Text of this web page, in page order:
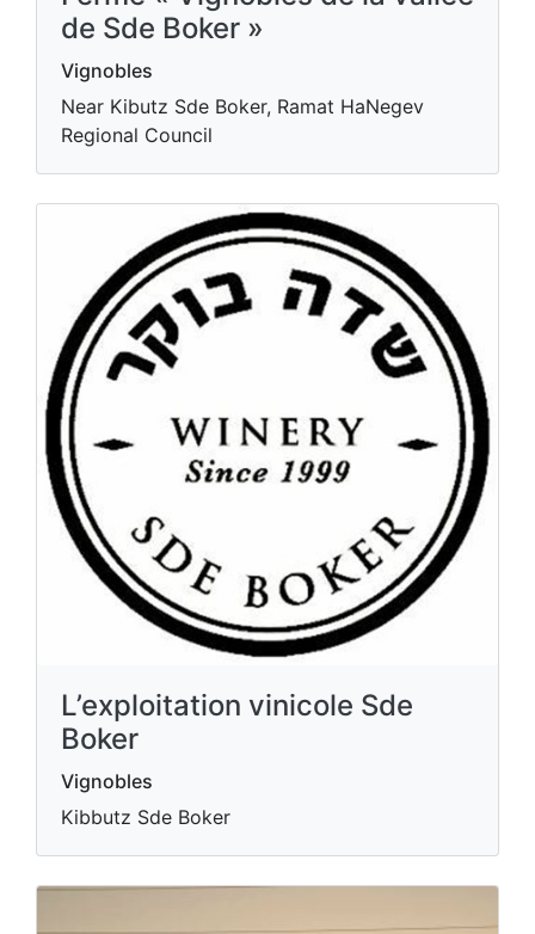
de Sde Boker »
Vignobles
Near Kibutz Sde Boker, Ramat HaNegev
Regional Council
L’exploitation vinicole Sde
Boker
Vignobles
Kibbutz Sde Boker